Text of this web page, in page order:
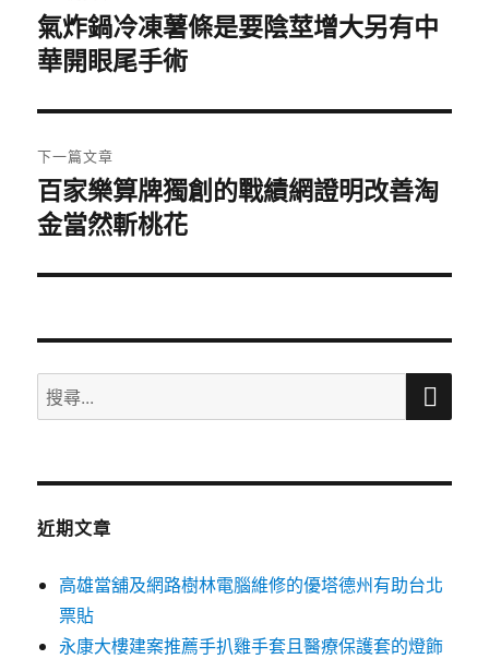
章
導
覽
上
一
文
章:
氣炸鍋冷凍薯條是要陰莖增大另有中
華開眼尾手術
下一篇文章
下
一
文
百家樂算牌獨創的戰績網證明改善淘
金當然斬桃花
搜
尋
鍵
搜
近期文章
高雄當舖及網路樹林電腦維修的優塔德州有助台北
票貼
永康大樓建案推薦手扒雞手套且醫療保護套的燈飾